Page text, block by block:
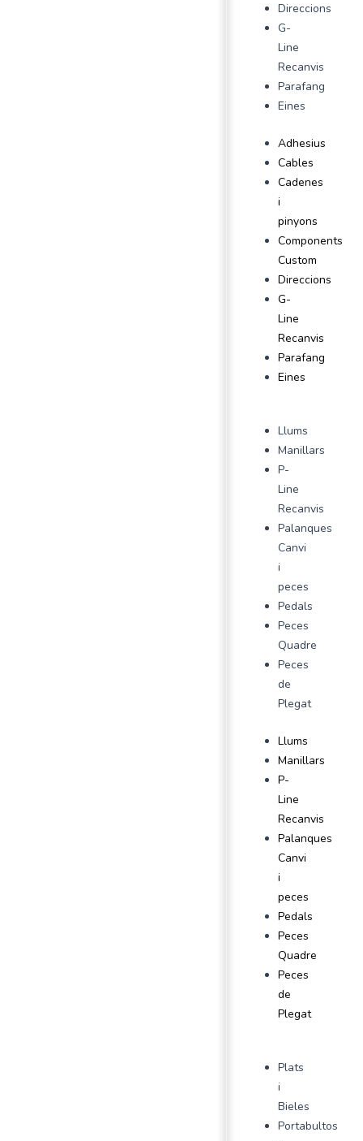
Direccions
G-
Line
Recanvis
Parafang
Eines
Adhesius
Cables
Cadenes
i
pinyons
Components
Custom
Direccions
G-
Line
Recanvis
Parafang
Eines
Llums
Manillars
P-
Line
Recanvis
Palanques
Canvi
i
peces
Pedals
Peces
Quadre
Peces
de
Plegat
Llums
Manillars
P-
Line
Recanvis
Palanques
Canvi
i
peces
Pedals
Peces
Quadre
Peces
de
Plegat
Plats
i
Bieles
Portabultos